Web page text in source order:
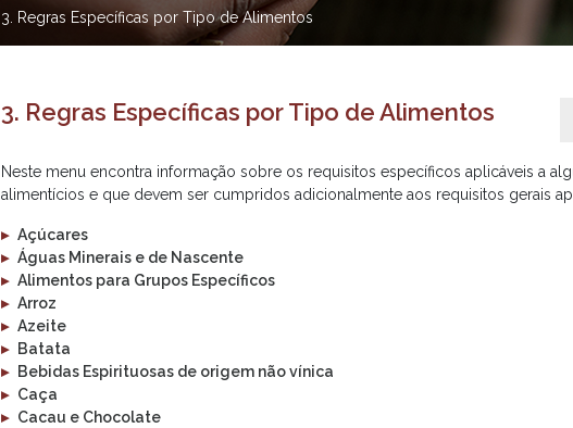
3. Regras Específicas por Tipo de Alimentos
3. Regras Específicas por Tipo de Alimentos
Neste menu encontra informação sobre os requisitos específicos aplicáveis a
alimentícios e que devem ser cumpridos adicionalmente aos requisitos gerais
▸ Açúcares
▸ Águas Minerais e de Nascente
▸ Alimentos para Grupos Específicos
▸ Arroz
▸ Azeite
▸
Batata
▸
Bebidas Espirituosas de origem não vínica
▸ Caça
▸ Cacau e Chocolate